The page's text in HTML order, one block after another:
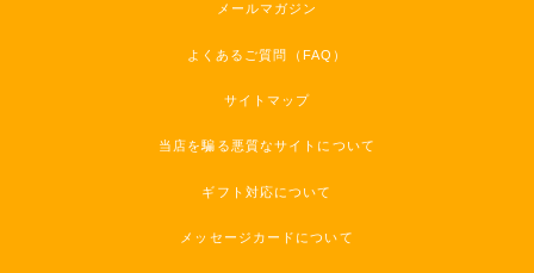
メールマガジン
よくあるご質問（FAQ）
サイトマップ
当店を騙る悪質なサイトについて
ギフト対応について
メッセージカードについて